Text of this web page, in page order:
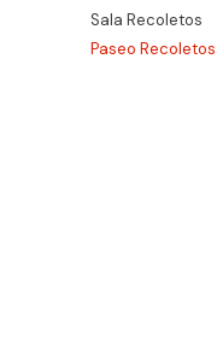
Sala Recoletos
Paseo